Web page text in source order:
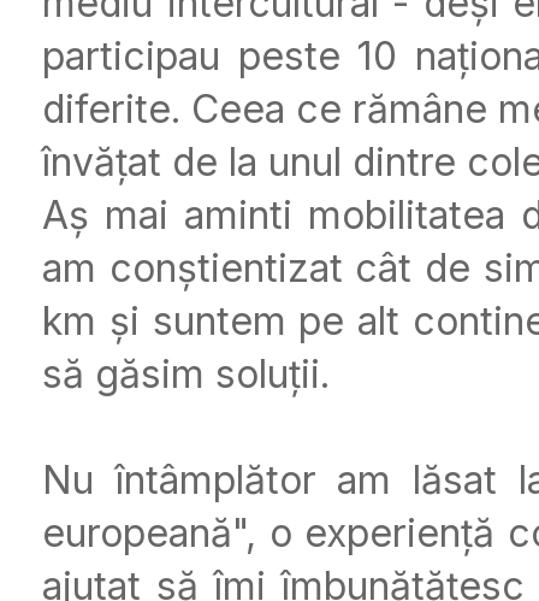
participau peste 10
diferite. Ceea ce rămâne
învățat de la unul dintre
Aș mai aminti mobilitatea
am conștientizat cât de
km și suntem pe alt
să găsim soluții.
Nu întâmplător am lăsat
europeană", o experiență
ajutat să îmi